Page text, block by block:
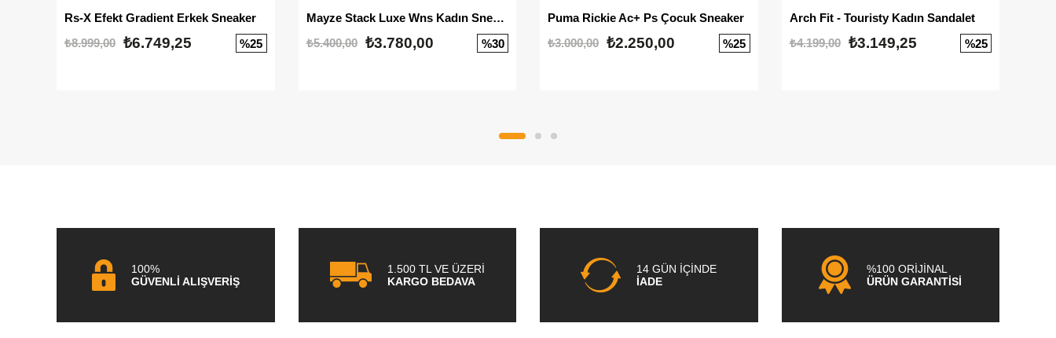
Rs-X Efekt Gradient Erkek Sneaker
₺8.999,00 ₺6.749,25 %25
Mayze Stack Luxe Wns Kadın Sneaker
₺5.400,00
₺3.780,00 %30
Puma Rickie Ac+ Ps Çocuk Sneaker
₺3.000,00 ₺2.250,00 %25
Arch Fit - Touristy Kadın Sandalet
₺4.199,00
₺3.149,25 %25
100%
GÜVENLİ ALIŞVERİŞ
1.500 TL VE ÜZERİ
KARGO BEDAVA
14 GÜN İÇİNDE
İADE
%100 ORİJİNAL
ÜRÜN GARANTİSİ